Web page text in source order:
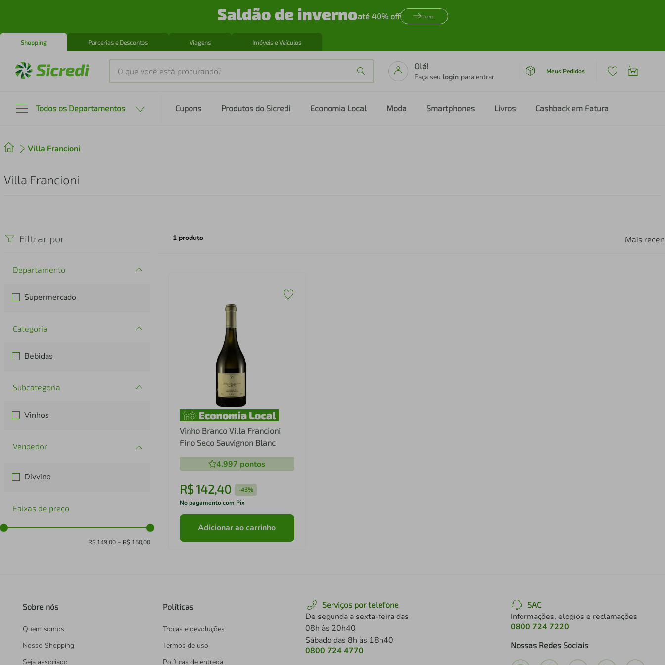
Saldão de invernoaté 40% off Quero
Shopping Parcerias e Descontos Viagens Imóveis e Veículos
O que você está procurando?
Olá!
Faça seu login para entrar
Meus Pedidos
Todos os Departamentos Cupons Produtos do Sicredi Economia Local Moda Smartphones Livros Cashback em Fatura
Villa Francioni
Villa Francioni
Filtrar por
Departamento
Supermercado
Categoria
Bebidas
Subcategoria
Vinhos
Divvino
Faixas de preço
R$ 149,00 – R$ 150,00
1 produto Mais
Vinho Branco Villa Francioni
Fino Seco Sauvignon Blanc
4.997 pontos
R$142,40 -43%
No pagamento com Pix
Adicionar ao carrinho
Sobre nós
Quem somos
Nosso Shopping
Seja associado
Políticas
Trocas e devoluções
Termos de uso
Políticas de entrega
Serviços por telefone
De segunda a sexta-feira das
08h às 20h40
Sábado das 8h às 18h40
0800 724 4770
SAC
Informações, elogios e reclamações
0800 724 7220
Nossas Redes Sociais